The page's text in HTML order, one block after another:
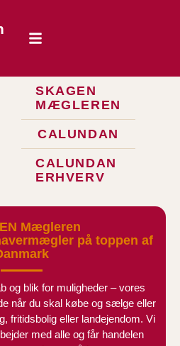
SKAGEN
MÆGLEREN
CALUNDAN
CALUNDAN
ERHVERV
Mægleren
på toppen af
og blik for muligheder – vores
når du skal købe og sælge eller
fritidsbolig eller landejendom. Vi
med alle og får handelen